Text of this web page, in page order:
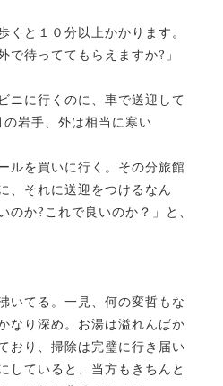
くと１０分以上かかります。
で待っててもらえますか?」
ニに行くのに、車で送迎して
岩手、外は相当に寒い
ルを買いに行く。その分旅館
、それに送迎をつけるなん
のか?これで良いのか？」と、
いてる。一見、何の変哲もな
なり深め。お湯は溢れんばか
おり、掃除は完璧に行き届い
していると、当方もきちんと